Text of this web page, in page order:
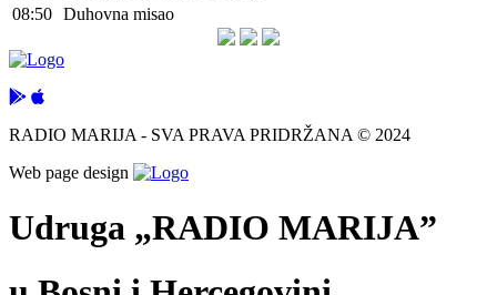
08:50 Duhovna misao
RADIO MARIJA - SVA PRAVA PRIDRŽANA © 2024
Web page design
Udruga „RADIO MARIJA”